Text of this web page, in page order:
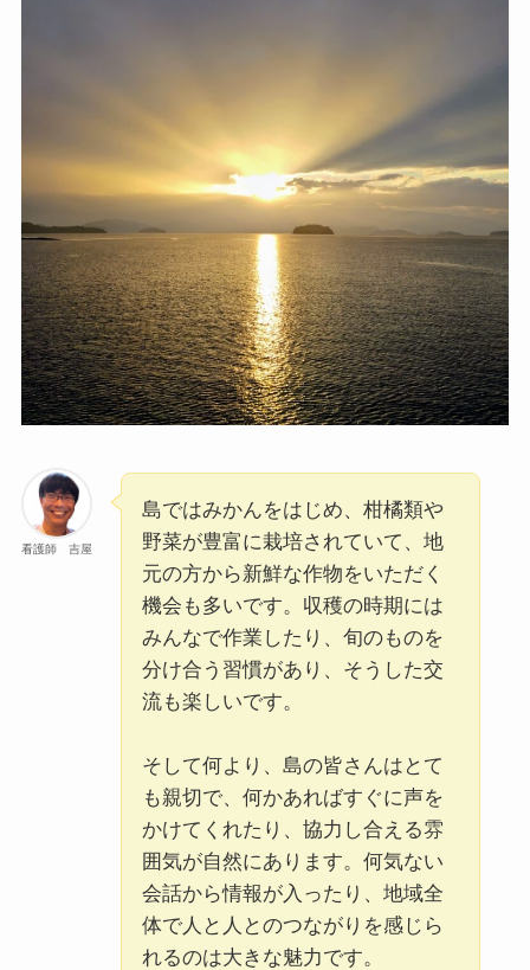
看護師 吉屋
島ではみかんをはじめ、柑橘類や
野菜が豊富に栽培されていて、地
元の方から新鮮な作物をいただく
機会も多いです。収穫の時期には
みんなで作業したり、旬のものを
分け合う習慣があり、そうした交
流も楽しいです。
そして何より、島の皆さんはとて
も親切で、何かあればすぐに声を
かけてくれたり、協力し合える雰
囲気が自然にあります。何気ない
会話から情報が入ったり、地域全
体で人と人とのつながりを感じら
れるのは大きな魅力です。